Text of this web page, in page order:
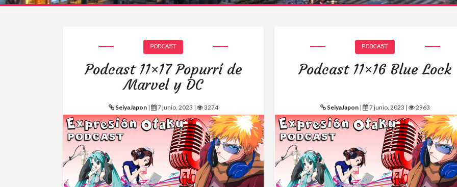
PODCAST
Podcast 11×17 Popurrí de
Marvel y DC
SeiyaJapon| 7 junio, 2023 | 3274
PODCAST
Podcast 11×16 Blue Lock
SeiyaJapon| 7 junio, 2023 | 2963